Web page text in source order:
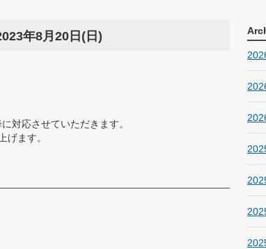
年8月20日(日)
対応させていただきます。
げます。